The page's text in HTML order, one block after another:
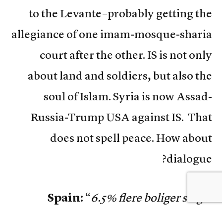
to the Levante–probably getting the
allegiance of one imam-mosque-sharia
court after the other. IS is not only
about land and soldiers, but also the
soul of Islam. Syria is now Assad-
Russia-Trump USA against IS. That
does not spell peace. How about
dialogue?
Spain: “6.5% flere boliger solgt i